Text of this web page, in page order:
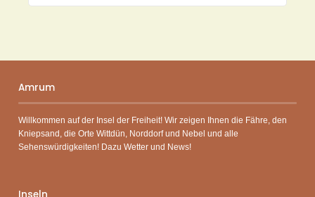
Amrum
Willkommen auf der Insel der Freiheit! Wir zeigen Ihnen die Fähre, den
Kniepsand, die Orte Wittdün, Norddorf und Nebel und alle
Sehenswürdigkeiten! Dazu Wetter und News!